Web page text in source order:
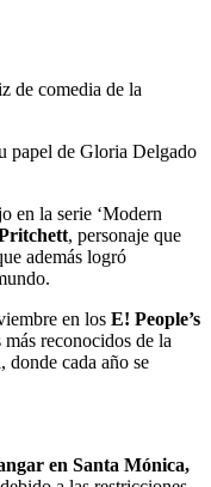
papel de Gloria Delgado
en la serie ‘Modern
, personaje que
además logró
en los E! People’s
reconocidos de la
cada año se
en Santa Mónica,